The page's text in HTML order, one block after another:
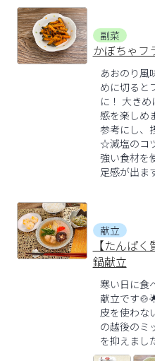
副菜
かぼちゃフ
あおのり風
めに切ると
に！ 大き
感を楽しめ
参考にし、
☆減塩のコ
強い食材を
足感が出ま
献立
【たんぱ
鍋献立
寒い日に食
献立です
皮を使わな
の越後のミ
を抑えまし